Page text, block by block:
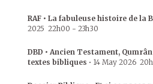
RAF • La fabuleuse histoire de la
2025 22h00 - 23h30
DBD • Ancien Testament,
textes bibliques • 14 May 2026